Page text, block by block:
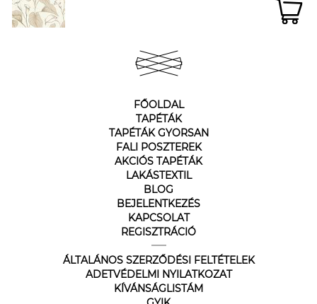
FŐOLDAL
TAPÉTÁK
TAPÉTÁK GYORSAN
FALI POSZTEREK
AKCIÓS TAPÉTÁK
LAKÁSTEXTIL
BLOG
BEJELENTKEZÉS
KAPCSOLAT
REGISZTRÁCIÓ
ÁLTALÁNOS SZERZŐDÉSI FELTÉTELEK
ADETVÉDELMI NYILATKOZAT
KÍVÁNSÁGLISTÁM